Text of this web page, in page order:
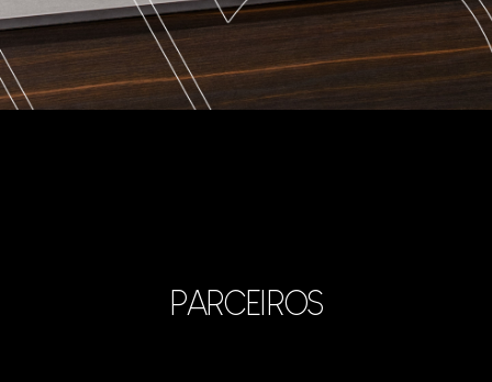
PARCEIROS